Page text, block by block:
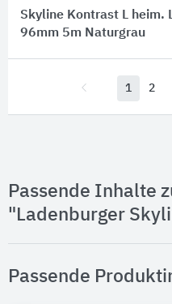
Skyline Kontrast L heim.
96mm 5m Naturgrau
1 2
Passende Inhalte
"Ladenburger
Passende